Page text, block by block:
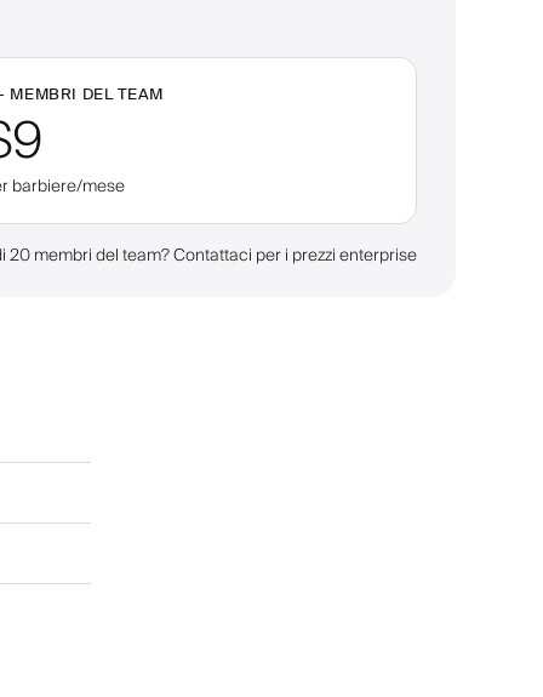
MEMBRI DEL TEAM
barbiere/mese
20 membri del team? Contattaci per i prezzi enterprise